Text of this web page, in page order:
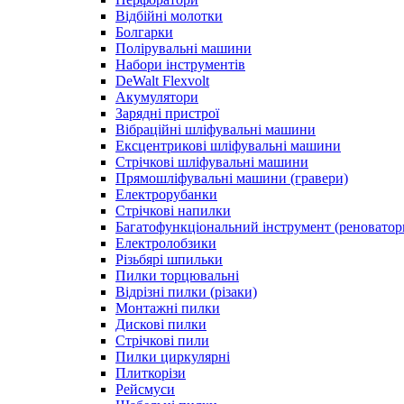
Відбійні молотки
Болгарки
Полірувальні машини
Набори інструментів
DeWalt Flexvolt
Акумулятори
Зарядні пристрої
Вібраційні шліфувальні машини
Ексцентрикові шліфувальні машини
Стрічкові шліфувальні машини
Прямошліфувальні машини (гравери)
Електрорубанки
Стрічкові напилки
Багатофункціональний інструмент
Електролобзики
Різьбярі шпильки
Пилки торцювальні
Відрізні пилки (різаки)
Монтажні пилки
Дискові пилки
Стрічкові пили
Пилки циркулярні
Плиткорізи
Рейсмуси